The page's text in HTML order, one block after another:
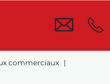
commerciaux